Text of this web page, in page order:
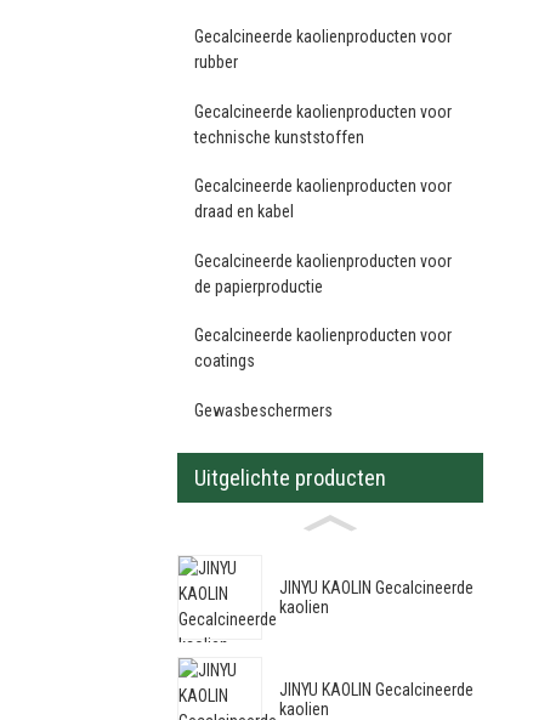
Gecalcineerde kaolienproducten voor
rubber
Gecalcineerde kaolienproducten voor
technische kunststoffen
Gecalcineerde kaolienproducten voor
draad en kabel
Gecalcineerde kaolienproducten voor
de papierproductie
Gecalcineerde kaolienproducten voor
coatings
Gewasbeschermers
Uitgelichte producten
JINYU KAOLIN Gecalcineerde
kaolien
JINYU KAOLIN Gecalcineerde
kaolien